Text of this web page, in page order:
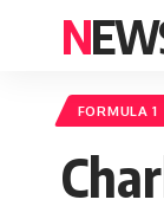
FORMULA 1